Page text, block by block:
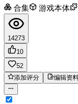
合集 游戏本体
14273
10
52
添加评分
编辑资